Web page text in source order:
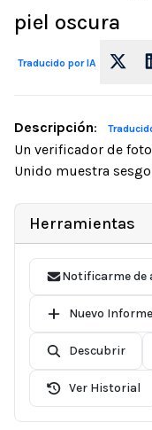
piel oscura
Traducido por IA
Descripción:
Un verificador de
Unido muestra
Herramientas
Notificarme de
Nuevo Informe
Descubrir
Ver Historial